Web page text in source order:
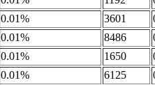
0.01% 3601
0.01% 8486
0.01% 1650
0.01% 6125